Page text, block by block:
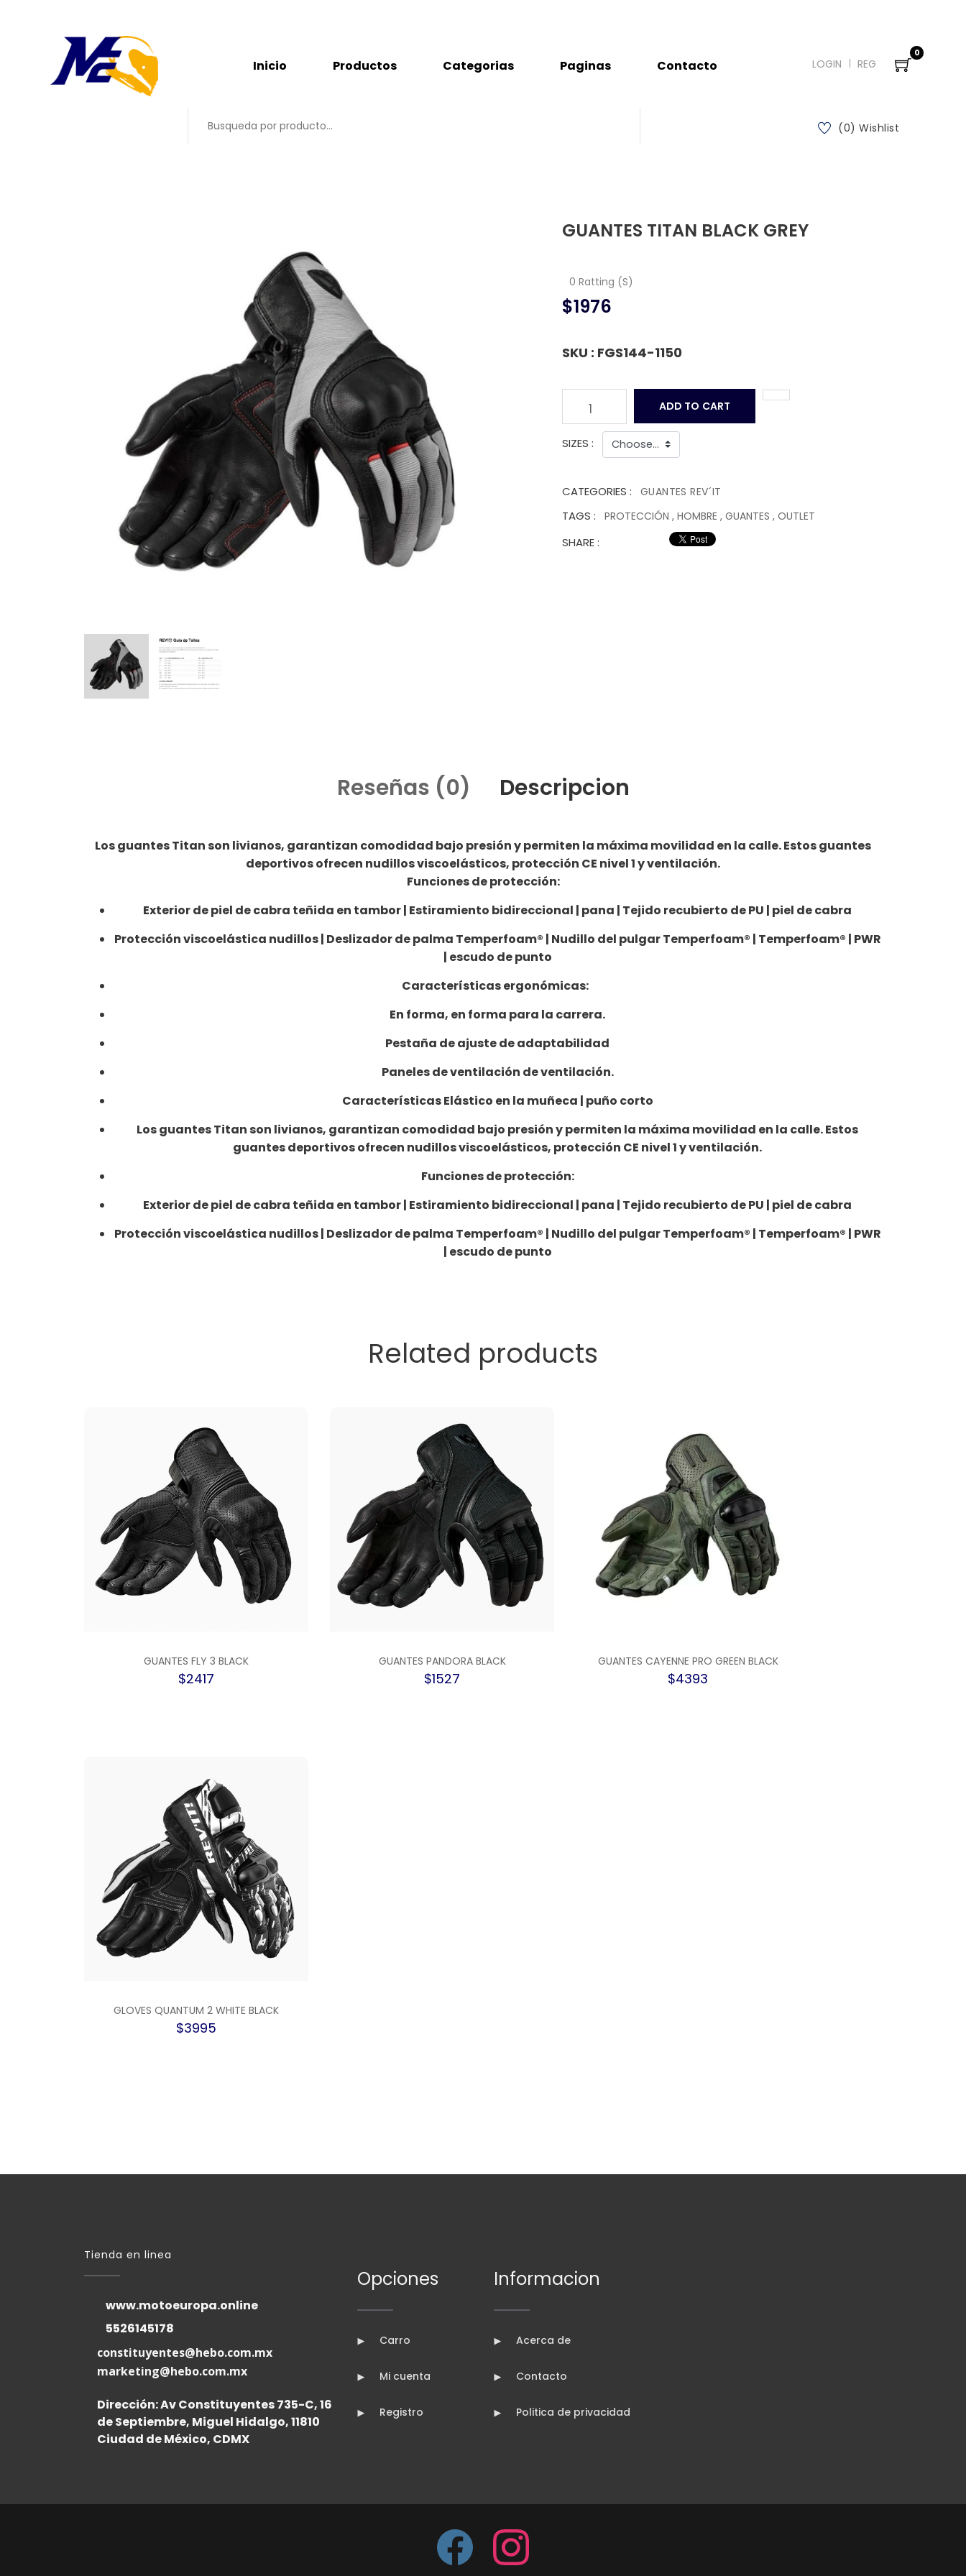
Inicio Productos Categorias Paginas Contacto LOGIN REG
0
(0) Wishlist
GUANTES TITAN BLACK GREY
0 Ratting (S)
$1976
SKU : FGS144-1150
1 ADD TO CART
SIZES :
CATEGORIES : GUANTES REV´IT
TAGS : PROTECCIÓN , HOMBRE , GUANTES , OUTLET
SHARE :
Reseñas (0) Descripcion
Los guantes Titan son livianos, garantizan comodidad bajo presión y permiten la máxima movilidad en la calle. Estos guantes
deportivos ofrecen nudillos viscoelásticos, protección CE nivel 1 y ventilación.
Funciones de protección:
Exterior de piel de cabra teñida en tambor | Estiramiento bidireccional | pana | Tejido recubierto de PU | piel de cabra
Protección viscoelástica nudillos | Deslizador de palma Temperfoam® | Nudillo del pulgar Temperfoam® | Temperfoam® | PWR
| escudo de punto
Características ergonómicas:
En forma, en forma para la carrera.
Pestaña de ajuste de adaptabilidad
Paneles de ventilación de ventilación.
Características Elástico en la muñeca | puño corto
Los guantes Titan son livianos, garantizan comodidad bajo presión y permiten la máxima movilidad en la calle. Estos
guantes deportivos ofrecen nudillos viscoelásticos, protección CE nivel 1 y ventilación.
Funciones de protección:
Exterior de piel de cabra teñida en tambor | Estiramiento bidireccional | pana | Tejido recubierto de PU | piel de cabra
Protección viscoelástica nudillos | Deslizador de palma Temperfoam® | Nudillo del pulgar Temperfoam® | Temperfoam® | PWR
| escudo de punto
Related products
GUANTES FLY 3 BLACK
$2417
GUANTES PANDORA BLACK
$1527
GUANTES CAYENNE PRO GREEN BLACK
$4393
GLOVES QUANTUM 2 WHITE BLACK
$3995
Tienda en linea
www.motoeuropa.online
5526145178
constituyentes@hebo.com.mx
marketing@hebo.com.mx
Dirección: Av Constituyentes 735-C, 16
de Septiembre, Miguel Hidalgo, 11810
Ciudad de México, CDMX
Opciones
Carro
Mi cuenta
Registro
Informacion
Acerca de
Contacto
Politica de privacidad